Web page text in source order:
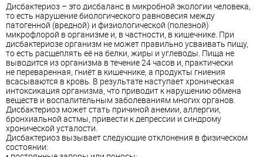
Дисбактериоз – это дисбаланс в микробной экологии человека,
то есть нарушение биологического равновесия между
патогенной (вредной) и физиологической (полезной)
микрофлорой в организме и, в частности, в кишечнике. При
дисбактериозе организм не может правильно усваивать пищу,
то есть расщеплять её на белки, жиры и углеводы. Пища не
выводится из организма в течение 24 часов и, практически
не переваренная, гниёт в кишечнике, а продукты гниения
всасываются в кровь. В результате наступает хроническая
интоксикация организма, что приводит к нарушению обмена
веществ и воспалительным заболеваниям многих органов.
Дисбактериоз может стать причиной анемии, аллергии,
бронхиальной астмы, привести к депрессии и синдрому
хронической усталости.
Дисбактериоз вызывает следующие отклонения в физическом
состоянии: